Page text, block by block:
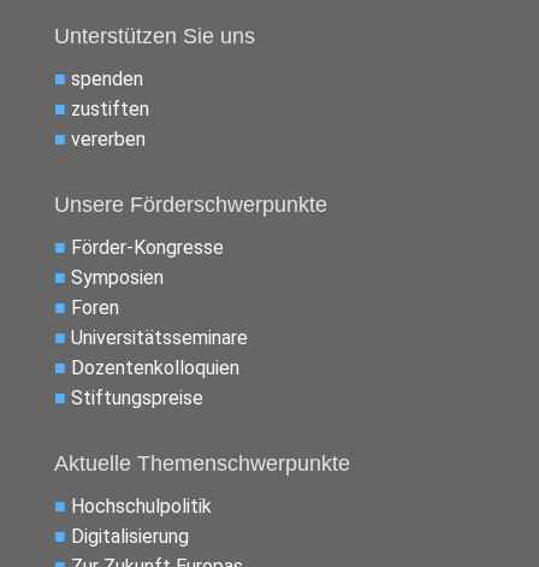
Unterstützen Sie uns
■ spenden
■ zustiften
■ vererben
Unsere Förderschwerpunkte
■ Förder-Kongresse
■ Symposien
■ Foren
■ Universitätsseminare
■ Dozentenkolloquien
■ Stiftungspreise
Aktuelle Themenschwerpunkte
■ Hochschulpolitik
■ Digitalisierung